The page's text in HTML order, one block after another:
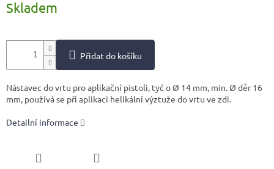
cena:
Skladem
Přidat do košíku
Nástavec do vrtu pro aplikační pistoli, tyč o Ø 14 mm, min. Ø děr 16
mm, používá se při aplikaci helikální výztuže do vrtu ve zdi.
Detailní informace